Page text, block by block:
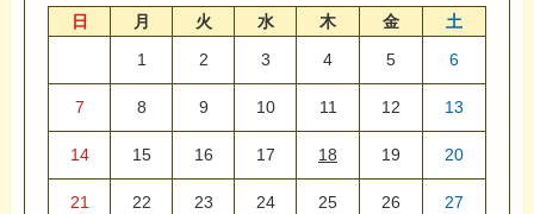
日 月 火 水 木 金
土
1
2 3 4 5 6
7 8 9 10 11 12 13
14 15 16 17 18 19 20
21 22 23 24 25 26 27